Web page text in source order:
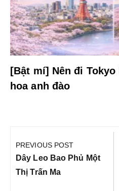
[Bật mí] Nên đi
hoa anh đào
hướng
bài
viết
PREVIOUS POST
Previous
Post:
Dây Leo Bao Phủ Một
Thị Trấn Ma